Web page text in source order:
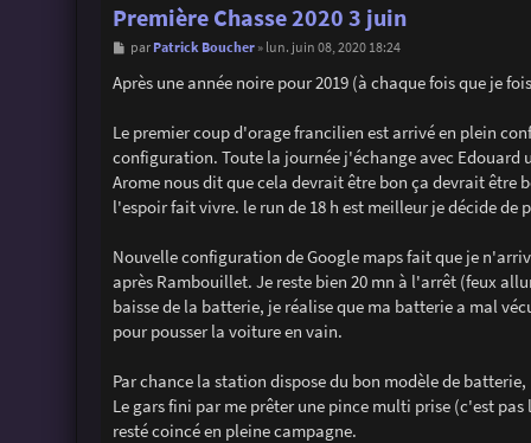
Première Chasse 2020 3 juin
M
s
s
e
par Patrick Boucher» lun. juin 08, 2020 18:24
Après une année noire pour 2019 (à chaque fois que je
Le premier coup d'orage francilien est arrivé en plein
configuration. Toute la journée j'échange avec Edouard
Arome nous dit que cela devrait être bon ça devrait être
l'espoir fait vivre. le run de 18 h est meilleur je décide
Nouvelle configuration de Google maps fait que je
après Rambouillet. Je reste bien 20 mn à l'arrêt (feux
baisse de la batterie, je réalise que ma batterie a mal
pour pousser la voiture en vain.
Par chance la station dispose du bon modèle de
Le gars fini par me prêter une pince multi prise (c'est
resté coincé en pleine campagne.